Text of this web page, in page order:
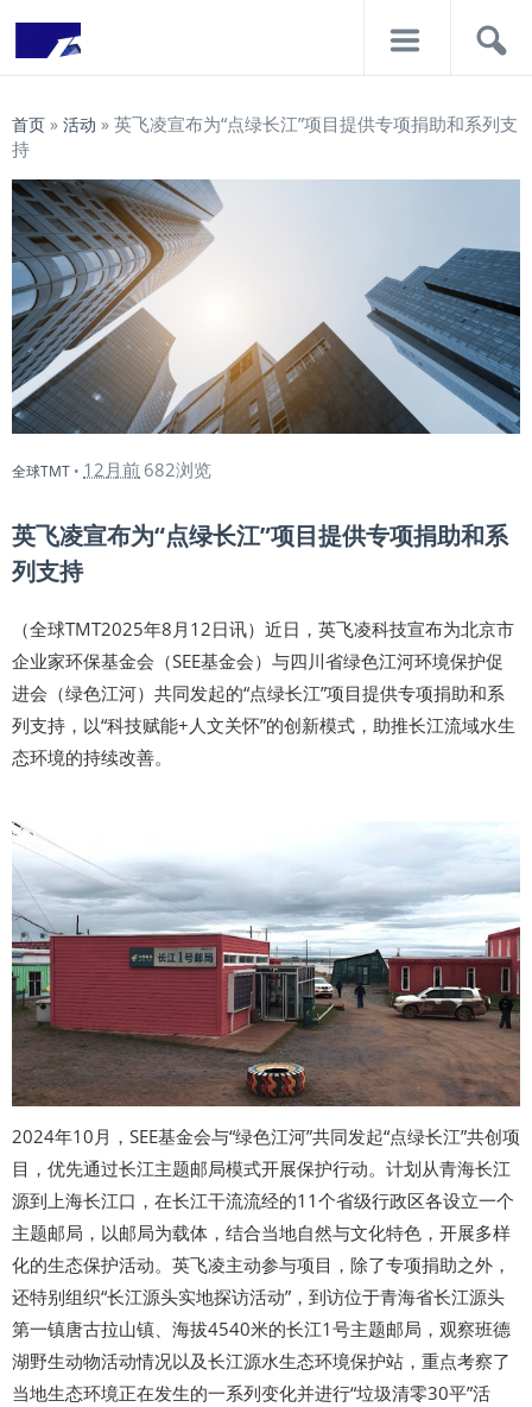
首页 » 活动 » 英飞凌宣布为“点绿长江”项目提供专项捐助和系列支
持
全球TMT • 12月前 682浏览
英飞凌宣布为“点绿长江”项目提供专项捐助和系
列支持
（全球TMT2025年8月12日讯）近日，英飞凌科技宣布为北京市
企业家环保基金会（SEE基金会）与四川省绿色江河环境保护促
进会（绿色江河）共同发起的“点绿长江”项目提供专项捐助和系
列支持，以“科技赋能+人文关怀”的创新模式，助推长江流域水生
态环境的持续改善。
2024年10月，SEE基金会与“绿色江河”共同发起“点绿长江”共创项
目，优先通过长江主题邮局模式开展保护行动。计划从青海长江
源到上海长江口，在长江干流流经的11个省级行政区各设立一个
主题邮局，以邮局为载体，结合当地自然与文化特色，开展多样
化的生态保护活动。英飞凌主动参与项目，除了专项捐助之外，
还特别组织“长江源头实地探访活动”，到访位于青海省长江源头
第一镇唐古拉山镇、海拔4540米的长江1号主题邮局，观察班德
湖野生动物活动情况以及长江源水生态环境保护站，重点考察了
当地生态环境正在发生的一系列变化并进行“垃圾清零30平”活